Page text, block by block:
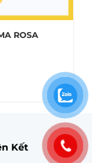
ROSA
Kết